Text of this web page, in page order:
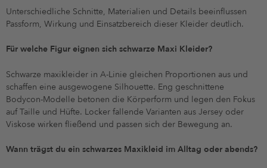
Unterschiedliche Schnitte, Materialien und Details beeinflussen
Passform, Wirkung und Einsatzbereich dieser Kleider deutlich.
Für welche Figur eignen sich schwarze Maxi Kleider?
Schwarze maxikleider in A-Linie gleichen Proportionen aus und
schaffen eine ausgewogene Silhouette. Eng geschnittene
Bodycon-Modelle betonen die Körperform und legen den Fokus
auf Taille und Hüfte. Locker fallende Varianten aus Jersey oder
Viskose wirken fließend und passen sich der Bewegung an.
Wann trägst du ein schwarzes Maxikleid im Alltag oder abends?